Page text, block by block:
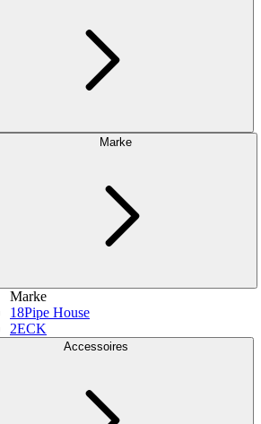
Marke
Marke
18Pipe House
2ECK
Accessoires